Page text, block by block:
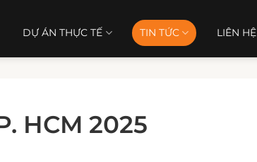
DỰ ÁN THỰC TẾ TIN TỨC LIÊN HỆ
HCM 2025